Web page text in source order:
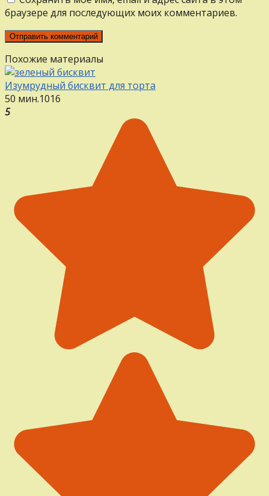
браузере для последующих моих комментариев.
Похожие материалы
Изумрудный бисквит для торта
50 мин.1016
5